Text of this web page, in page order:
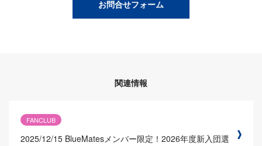
お問合せフォーム
関連情報
FANCLUB
2025/12/15 BlueMatesメンバー限定！2026年度新入団選